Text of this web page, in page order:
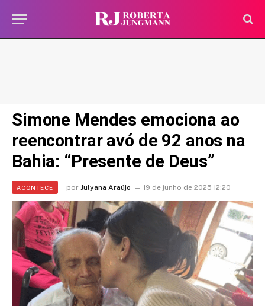
Simone Mendes emociona ao
reencontrar avó de 92 anos na
Bahia: “Presente de Deus”
ACONTECE por Julyana Araújo 19 de junho de 2025 12:20